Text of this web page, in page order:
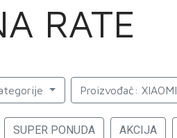
RATE
Proizvođač: XIAOMI
SUPER PONUDA AKCIJA